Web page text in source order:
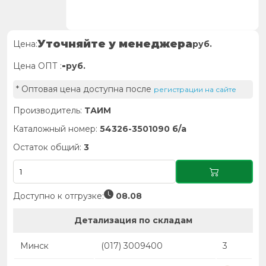
Цена:Уточняйте у менеджераруб.
Цена ОПТ :-руб.
* Оптовая цена доступна после регистрации на сайте
Производитель: ТАИМ
Каталожный номер: 54326-3501090 б/а
Остаток общий: 3
Доступно к отгрузке: 08.08
Детализация по складам
Минск (017) 3009400 3